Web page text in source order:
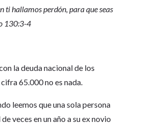
ti hallamos perdón, para que seas
130:3-4
la deuda nacional de los
65.000 no es nada.
leemos que una sola persona
veces en un año a su ex novio